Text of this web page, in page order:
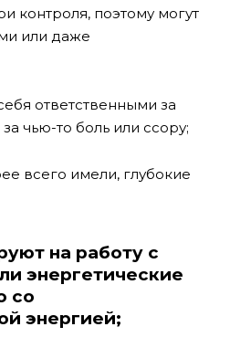
контроля, поэтому могут
или даже
ответственными за
чью-то боль или ссору;
всего имели, глубокие
на работу с
энергетические
со
энергией;